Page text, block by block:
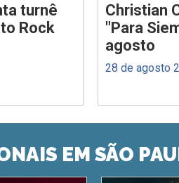
turnê
Rock
Christian
"Para
agosto
28 de agosto
EM SÃO